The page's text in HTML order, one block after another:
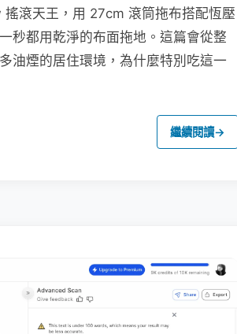
滾天王，用 27cm 滾筒拖布搭配恆壓
秒都用乾淨的布面拖地。這篇會從整
油煙的居住環境，為什麼特別吃這一
繼續閱讀→